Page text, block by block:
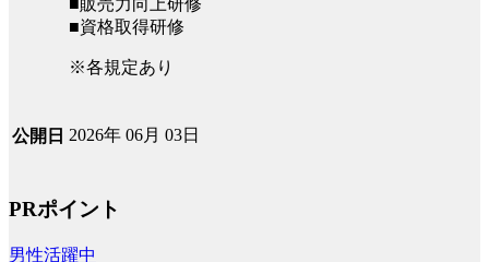
■販売力向上研修
■資格取得研修
※各規定あり
公開日 2026年 06月 03日
PRポイント
男性活躍中